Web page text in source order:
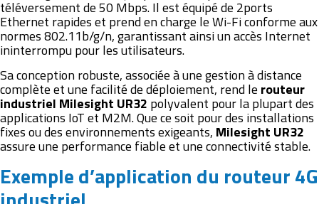
téléversement de 50 Mbps. Il est équipé de 2ports
Ethernet rapides et prend en charge le Wi-Fi conforme aux
normes 802.11b/g/n, garantissant ainsi un accès Internet
ininterrompu pour les utilisateurs.
Sa conception robuste, associée à une gestion à distance
complète et une facilité de déploiement, rend le routeur
industriel Milesight UR32 polyvalent pour la plupart des
applications IoT et M2M. Que ce soit pour des installations
fixes ou des environnements exigeants, Milesight UR32
assure une performance fiable et une connectivité stable.
Exemple d’application du routeur 4G